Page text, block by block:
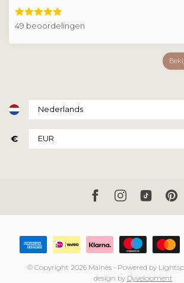
49 beoordelingen
€
© Copyright 2026 Mainès - Powered by
design by Dyvelopment